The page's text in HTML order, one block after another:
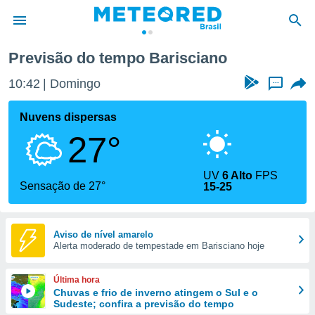
da
fornecidas
a este
das
e
forma
digital
Previsão do tempo Barisciano
10:42 Domingo ...
Nuvens dispersas
27°
Sensação de 27°
UV6 Alto FPS
15-25
Aviso de nível amarelo
Alerta moderado de tempestade em Barisciano hoje
Última hora
Chuvas e frio de inverno atingem o Sul e o
Sudeste; confira a previsão do tempo